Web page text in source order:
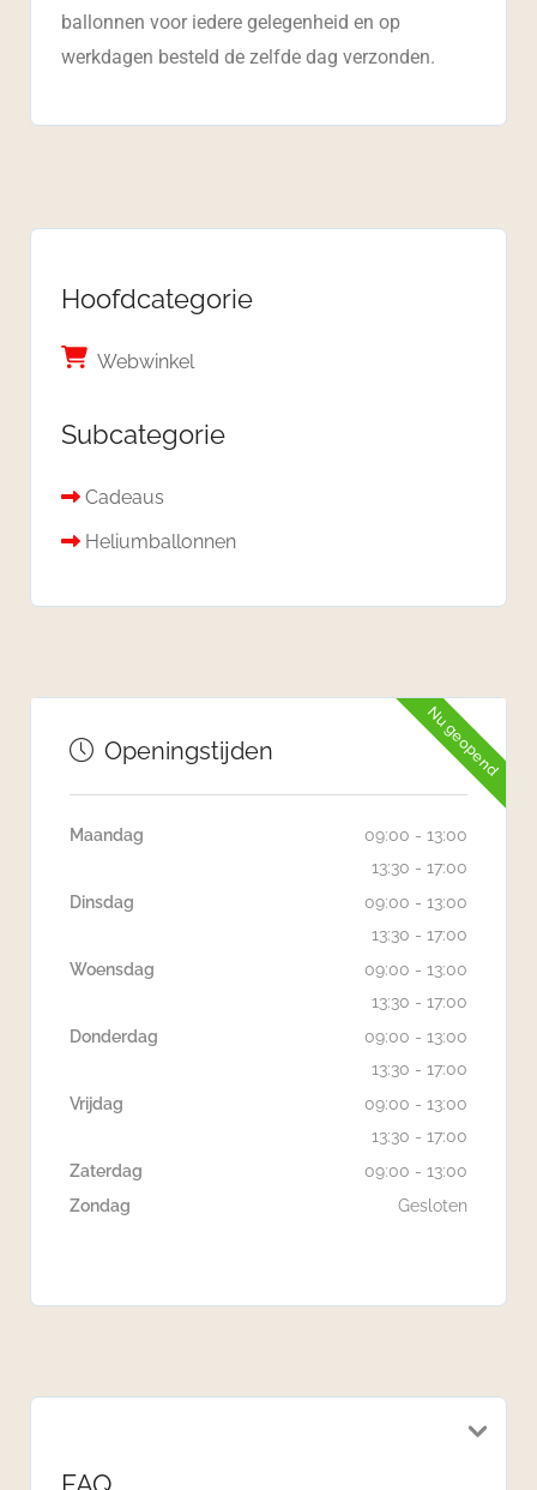
ballonnen voor iedere gelegenheid en op
werkdagen besteld de zelfde dag verzonden.
Hoofdcategorie
Webwinkel
Subcategorie
Cadeaus
Heliumballonnen
Nu geopend
Openingstijden
Maandag
09:00 - 13:00
13:30 - 17:00
Dinsdag
09:00 - 13:00
13:30 - 17:00
Woensdag
09:00 - 13:00
13:30 - 17:00
Donderdag
09:00 - 13:00
13:30 - 17:00
Vrijdag
09:00 - 13:00
13:30 - 17:00
Zaterdag
09:00 - 13:00
Zondag
Gesloten